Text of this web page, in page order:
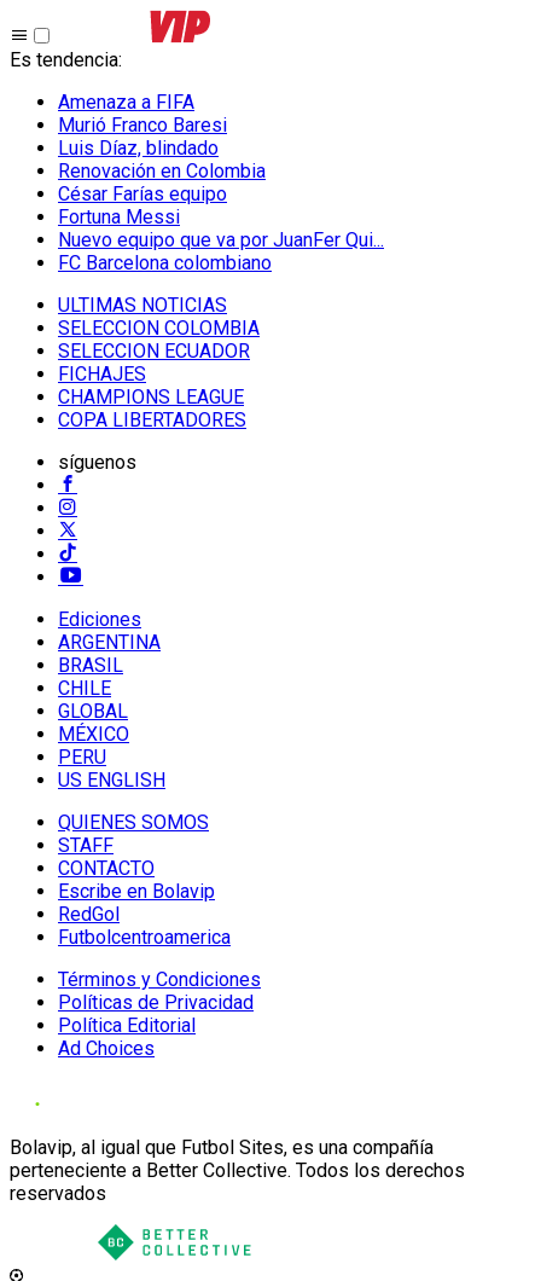
Es tendencia:
Amenaza a FIFA
Murió Franco Baresi
Luis Díaz, blindado
Renovación en Colombia
César Farías equipo
Fortuna Messi
Nuevo equipo que va por JuanFer Qui...
FC Barcelona colombiano
ULTIMAS NOTICIAS
SELECCION COLOMBIA
SELECCION ECUADOR
FICHAJES
CHAMPIONS LEAGUE
COPA LIBERTADORES
síguenos
Ediciones
ARGENTINA
BRASIL
CHILE
GLOBAL
MÉXICO
PERU
US ENGLISH
QUIENES SOMOS
STAFF
CONTACTO
Escribe en Bolavip
RedGol
Futbolcentroamerica
Términos y Condiciones
Políticas de Privacidad
Política Editorial
Ad Choices
Bolavip, al igual que Futbol Sites, es una compañía
perteneciente a Better Collective. Todos los derechos
reservados